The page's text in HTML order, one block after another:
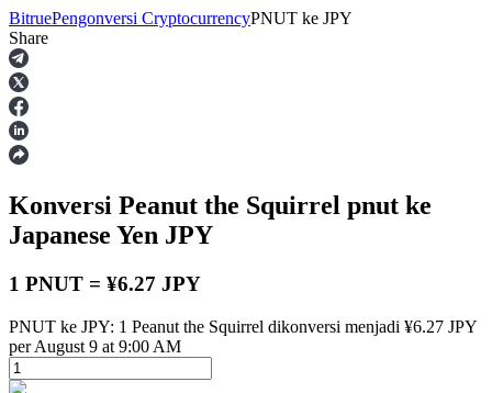
Berjangka
USDT Berjangka
BitruePengonversi CryptocurrencyPNUT ke JPY
Share
Konversi Peanut the Squirrel pnut ke
Japanese Yen JPY
1 PNUT = ¥6.27 JPY
PNUT ke JPY: 1 Peanut the Squirrel dikonversi menjadi ¥6.27 JPY
per August 9 at 9:00 AM